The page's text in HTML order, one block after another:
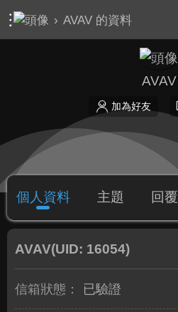
› AVAV 的資料
AVAV
加為好友
個人資料 主題 回覆
AVAV(UID: 16054)
信箱狀態： 已驗證